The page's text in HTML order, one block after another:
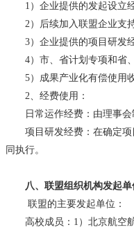
1）企业提供的发起设立
2）后续加入联盟企业支
3）企业提供的项目研发
4）市、省计划专项和省
5）成果产业化有偿使用
2、经费使用：
日常运作经费：由理事
项目研发经费：在确定
同执行。
八、联盟组织机构发起单
联盟的主要发起单位：
高校成员：1）北京航空